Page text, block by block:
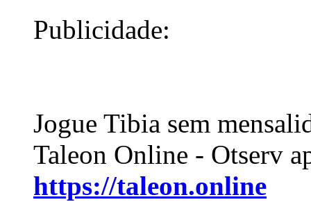
Publicidade:
Jogue Tibia sem
Taleon Online - Otserv
https://taleon.online